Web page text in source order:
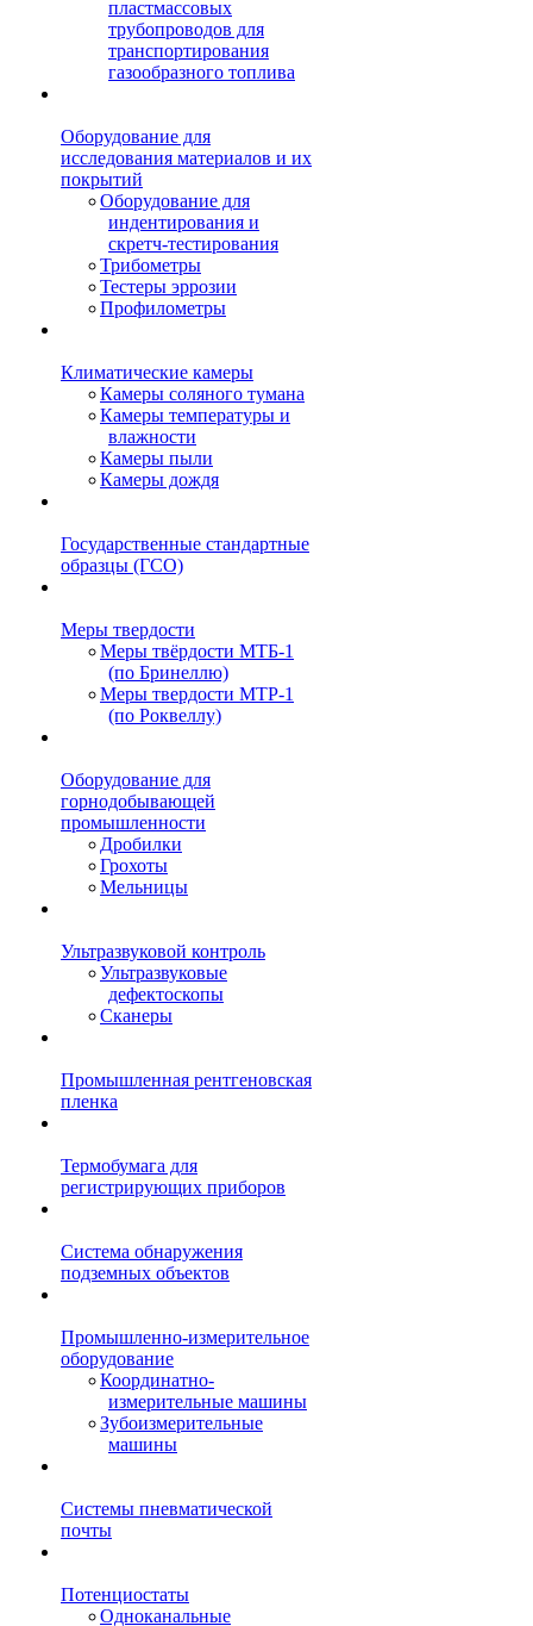
пластмассовых
трубопроводов для
транспортирования
газообразного топлива
Оборудование для
исследования материалов и их
покрытий
Оборудование для
индентирования и
скретч-тестирования
Трибометры
Тестеры эррозии
Профилометры
Климатические камеры
Камеры соляного тумана
Камеры температуры и
влажности
Камеры пыли
Камеры дождя
Государственные стандартные
образцы (ГСО)
Меры твердости
Меры твёрдости МТБ-1
(по Бринеллю)
Меры твердости МТР-1
(по Роквеллу)
Оборудование для
горнодобывающей
промышленности
Дробилки
Грохоты
Мельницы
Ультразвуковой контроль
Ультразвуковые
дефектоскопы
Сканеры
Промышленная рентгеновская
пленка
Термобумага для
регистрирующих приборов
Система обнаружения
подземных объектов
Промышленно-измерительное
оборудование
Координатно-
измерительные машины
Зубоизмерительные
машины
Системы пневматической
почты
Потенциостаты
Одноканальные